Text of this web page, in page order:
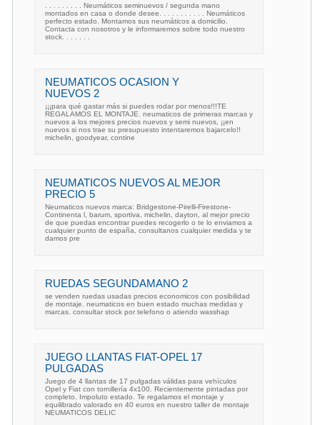
. . . . . . . . . Neumáticos seminuevos / segunda mano
montados en casa o donde desee. . . . . . . . . . . Neumáticos
perfecto estado. Montamos sus neumáticos a domicilio.
Contacta con nosotros y le informaremos sobre todo nuestro
stock. . . . . . .
NEUMATICOS OCASION Y
NUEVOS 2
¡¡¡para qué gastar más si puedes rodar por menos!!!TE
REGALAMOS EL MONTAJE. neumaticos de primeras marcas y
nuevos a los mejores precios nuevos y semi nuevos, ¡¡en
nuevos si nos trae su presupuesto intentaremos bajarcelo!!
michelin, goodyear, contine
NEUMATICOS NUEVOS AL MEJOR
PRECIO 5
Neumaticos nuevos marca: Bridgestone-Pirelli-Firestone-
Continenta l, barum, sportiva, michelin, dayton, al mejor precio
de que puedas encontrar puedes recogerlo o te lo enviamos a
cualquier punto de españa, consultanos cualquier medida y te
damos pre
RUEDAS SEGUNDAMANO 2
se venden ruedas usadas precios economicos con posibilidad
de montaje. neumaticos en buen estado muchas medidas y
marcas. consultar stock por telefono o atiendo wasshap
JUEGO LLANTAS FIAT-OPEL 17
PULGADAS
Juego de 4 llantas de 17 pulgadas válidas para vehículos
Opel y Fiat con tornillería 4x100. Recientemente pintadas por
completo. Impoluto estado. Te regalamos el montaje y
equilibrado valorado en 40 euros en nuestro taller de montaje
NEUMATICOS DELIC